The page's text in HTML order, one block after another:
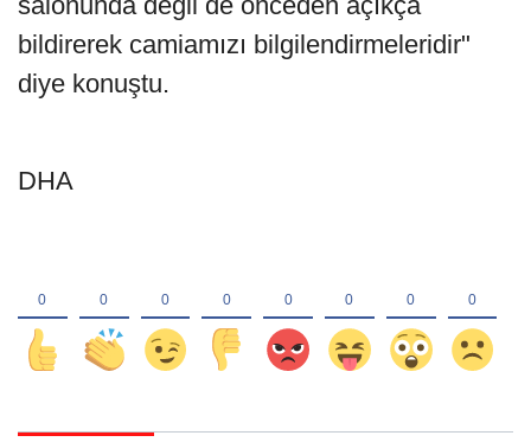
bildirerek camiamızı bilgilendirmeleridir"
diye konuştu.
DHA